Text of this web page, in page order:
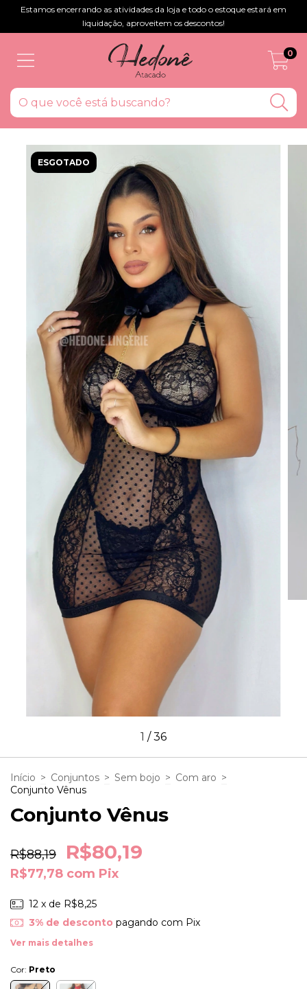
Estamos encerrando as atividades da loja e todo o estoque estará em
liquidação, aproveitem os descontos!
0
ESGOTADO
1 /36
Início > Conjuntos > Sem bojo > Com aro >
Conjunto Vênus
Conjunto Vênus
R$88,19 R$80,19
R$77,78 com Pix
12 x de R$8,25
3% de desconto pagando com Pix
Ver mais detalhes
Cor: Preto